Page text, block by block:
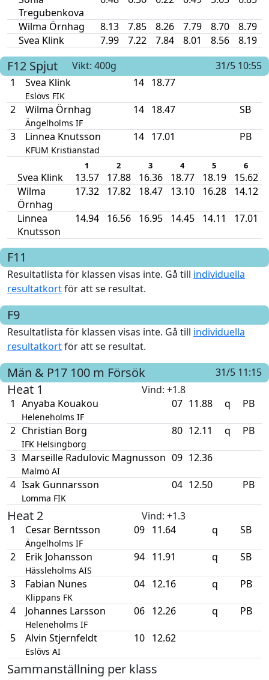
Tregubenkova
Wilma Örnhag 8.13 7.85 8.26 7.79 8.70
8.79
Svea Klink
7.99 7.22 7.84 8.01 8.56 8.19
F12 Spjut Vikt: 400g
31/5 10:55
1
Svea Klink
Eslövs FIK
14 18.77
2 Wilma Örnhag
Ängelholms IF
14 18.47 SB
3 Linnea Knutsson
KFUM Kristianstad
14 17.01 PB
1 2 3 4 5 6
Svea Klink 13.57 17.88 16.36 18.77 18.19
15.62
Wilma
Örnhag
17.32 17.82 18.47 13.10 16.28 14.12
Linnea
Knutsson
14.94 16.56 16.95 14.45 14.11 17.01
F11
Resultatlista för klassen visas inte. Gå till individuella
resultatkortför att se resultat.
F9
Resultatlista för klassen visas inte. Gå till individuella
resultatkortför att se resultat.
Män & P17 100 m Försök 31/5 11:15
Heat 1 Vind: +1.8
1 Anyaba Kouakou
Heleneholms IF
07 11.88 q PB
2 Christian Borg
IFK Helsingborg
80 12.11 q PB
3 Marseille Radulovic Magnusson
Malmö AI
09 12.36
4 Isak Gunnarsson
Lomma FIK
04 12.50 PB
Heat 2 Vind: +1.3
1
Cesar Berntsson
Ängelholms IF
09 11.64 q SB
2 Erik Johansson
Hässleholms AIS
94 11.91 q SB
3 Fabian Nunes
Klippans FK
04 12.16 q PB
4 Johannes Larsson
Heleneholms IF
06 12.26 q PB
5 Alvin Stjernfeldt
Eslövs AI
10 12.62
Sammanställning per klass